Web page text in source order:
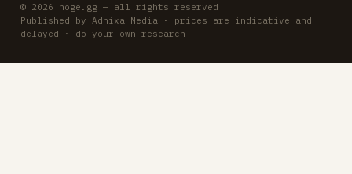
© 2026 hoge.gg — all rights reserved
Published by Adnixa Media · prices are indicative and
delayed · do your own research